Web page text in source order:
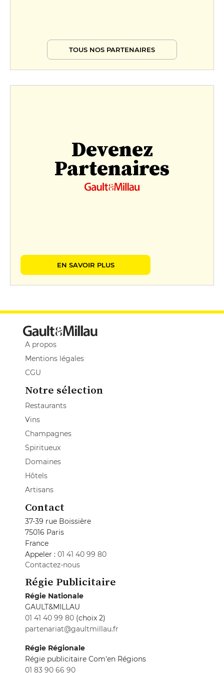
L'instant dégustation
62 €
TOUS NOS PARTENAIRES
Devenez
Partenaires
EN SAVOIR PLUS
A propos
Mentions légales
CGU
Notre sélection
Restaurants
Vins
Champagnes
Spiritueux
Domaines
Hôtels
Artisans
Contact
37-39 rue Boissière
75016 Paris
France
Appeler : 01 41 40 99 80
Contactez-nous
Régie Publicitaire
Régie Nationale
GAULT&MILLAU
01 41 40 99 80 (choix 2)
partenariat@gaultmillau.fr
Régie Régionale
Régie publicitaire Com'en Régions
01 83 90 66 90